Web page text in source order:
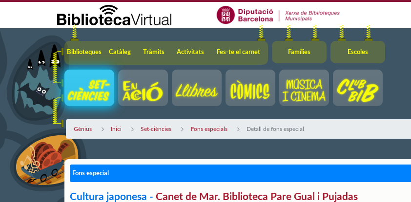
Navegació
Biblioteques Catàleg Tràmits Activitats Fes-te el carnet Famílies Escoles
Gènius Inici Set-ciències Fons especials Detall de fons especial
Fons especial
Cultura japonesa - Canet de Mar. Biblioteca Pare Gual i Pujadas